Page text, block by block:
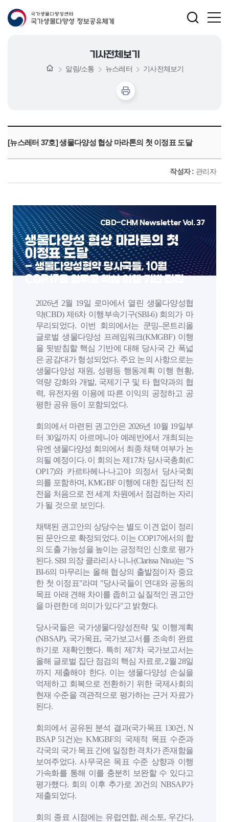
기사전체보기
알림/소통 뉴스레터 기사전체보기
[뉴스레터 37호] 생물다양성 협상 마라톤의 첫 이정표 도달
작성자 : 관리자
CBD-CHM Newsletter Vol. 37
생물다양성 협상 마라톤의 첫
이정표 도달
- 생물다양성협약 당사국들, 10월
COP17을 앞두고 핵심 이행 기반 진전
2026년 2월 19일 로마에서 열린 생물다양성협
약(CBD) 제6차 이행부속기구(SBI-6) 회의가 마
무리되었다. 이번 회의에서는 쿤밍–몬트리올
글로벌 생물다양성 프레임워크(KMGBF) 이행
을 뒷받침할 핵심 기반에 대해 당사국 간 폭넓
은 공감대가 형성되었다. 주요 논의 사항으로는
생물다양성 재원, 성평등 행동계획 이행 현황,
역량 강화와 개발, 국제기구 및 타 협약과의 협
력, 유전자원 이용에 따른 이익의 공정하고 공
평한 공유 등이 포함되었다.
회의에서 마련된 권고안은 2026년 10월 19일부
터 30일까지 아르메니아 예레반에서 개최되는
유엔 생물다양성 회의에서 최종 채택 여부가 논
의될 예정이다. 이 회의는 제17차 당사국총회(C
OP17)와 카르타헤나·나고야 의정서 당사국회
의를 포함하며, KMGBF 이행에 대한 집단적 진
전을 처음으로 전 세계 차원에서 점검하는 자리
가 될 것으로 보인다.
채택된 권고안의 상당수는 별도 이견 없이 정리
된 문안으로 확정되었다. 이는 COP17에서의 합
의 도출 가능성을 높이는 긍정적인 신호로 평가
된다. SBI 의장 클라리사 니나(Clarissa Nina)는 "S
BI-6의 마무리는 올해 협상의 출발점이자 중요
한 첫 이정표"라며 "당사국들이 연대와 공동의
목표 아래 견해 차이를 좁히고 실질적인 권고안
을 마련한 데 의미가 있다"고 밝혔다.
당사국들은 국가생물다양성전략 및 이행계획
(NBSAP), 국가목표, 국가보고서를 조속히 완료
하기로 재확인했다. 특히 제7차 국가보고서는
올해 글로벌 집단 점검의 핵심 자료로, 2월 28일
까지 제출해야 한다. 이는 생물다양성 손실을
억제하고 회복으로 전환하기 위한 국제사회의
현재 수준을 객관적으로 평가하는 근거 자료가
된다.
회의에서 공유된 분석 결과(국가목표 130건, N
BSAP 51건)는 KMGBF의 국제적 목표 수준과
각국의 국가 목표 간에 일정한 격차가 존재함을
보여주었다. 사무국은 목표 수준 상향과 이행
가속화를 통해 이를 충분히 보완할 수 있다고
평가했다. 회의 이후 추가로 20건의 NBSAP가
제출되었다.
회의 종료 시점에는 유럽연합, 레소토, 우간다,